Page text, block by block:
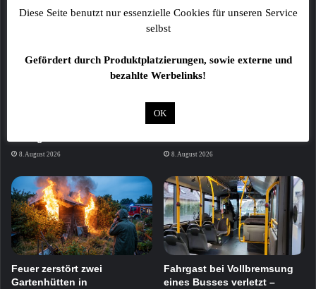
8. August 2026
Landkreis Schweinfurt
trauert um Altlandrat Harald
8. August 2026
Feuer zerstört zwei
Gartenhütten in
Fahrgast bei Vollbremsung
eines Busses verletzt –
Diese Seite benutzt nur essenzielle Cookies für unseren Service
selbst
Gefördert durch Produktplatzierungen, sowie externe und
bezahlte Werbelinks!
OK